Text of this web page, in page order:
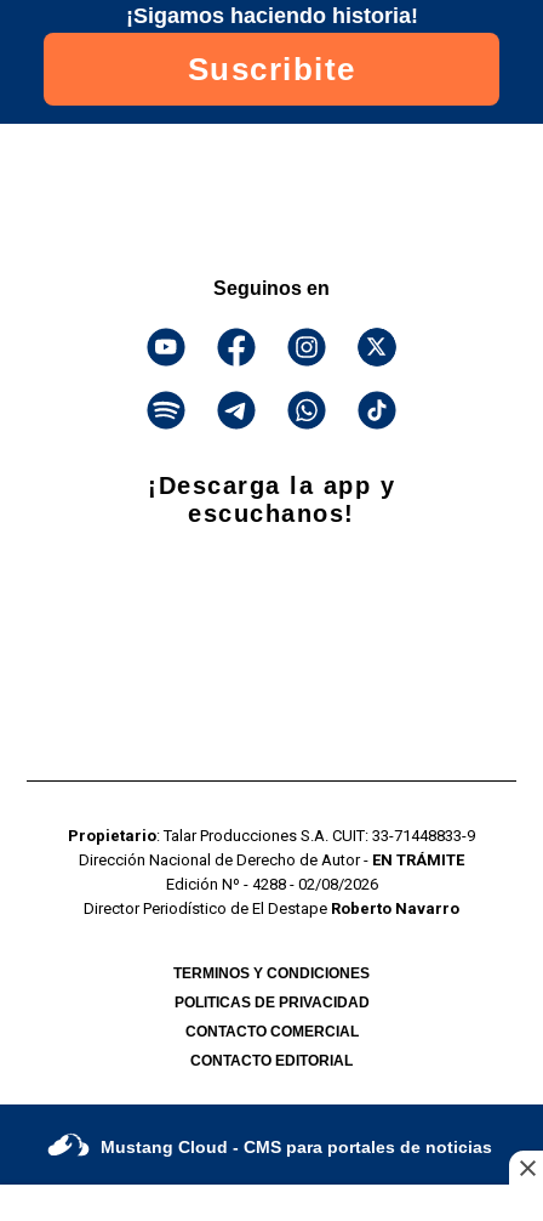
¡Sigamos haciendo historia!
Suscribite
Seguinos en
¡Descarga la app y
escuchanos!
Propietario: Talar Producciones S.A. CUIT: 33-71448833-9
Dirección Nacional de Derecho de Autor - EN TRÁMITE
Edición Nº - 4288 - 02/08/2026
Director Periodístico de El Destape Roberto Navarro
TERMINOS Y CONDICIONES
POLITICAS DE PRIVACIDAD
CONTACTO COMERCIAL
CONTACTO EDITORIAL
Mustang Cloud - CMS para portales de noticias